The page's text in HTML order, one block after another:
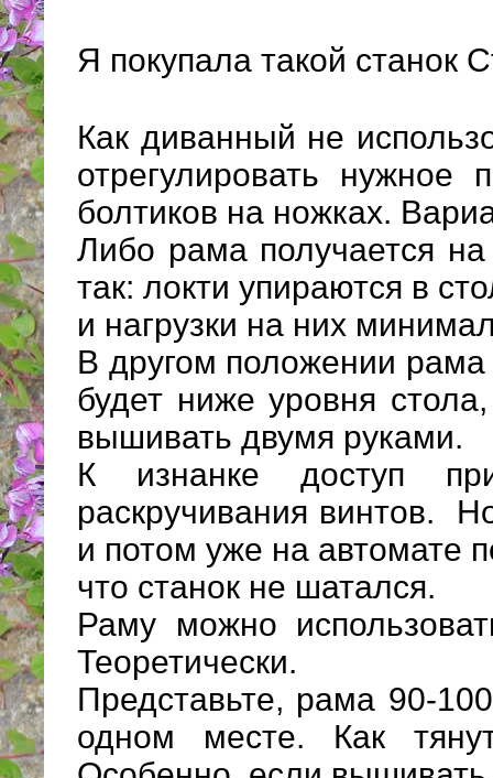
Я покупала такой станок
Как диванный не
отрегулировать нужное
болтиков на ножках.
Либо рама получается
так: локти упираются в
и нагрузки на них
В другом положении
будет ниже уровня
вышивать двумя руками.
К изнанке доступ
раскручивания винтов.
и потом уже на автомате
что станок не шатался.
Раму можно
Теоретически.
Представьте, рама 90-
одном месте. Как